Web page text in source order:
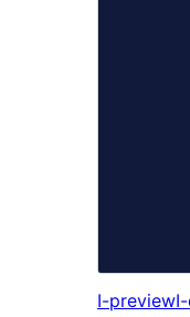
I-preview